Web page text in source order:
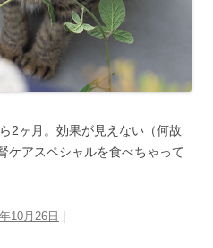
2ヶ月。効果が見えない（何故
ケアスペシャルを食べちゃって
10月26日